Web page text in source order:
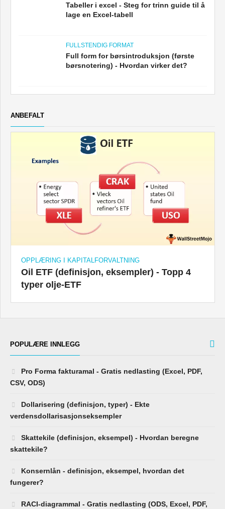
Tabeller i excel - Steg for trinn guide til å
lage en Excel-tabell
FULLSTENDIG FORMAT
Full form for børsintroduksjon (første
børsnotering) - Hvordan virker det?
Oil ETF (definisjon, eksempler) - Topp 4
typer olje-ETF
CSV, ODS)
verdensdollarisasjonseksempler
skattekile?
fungerer?
CSV)